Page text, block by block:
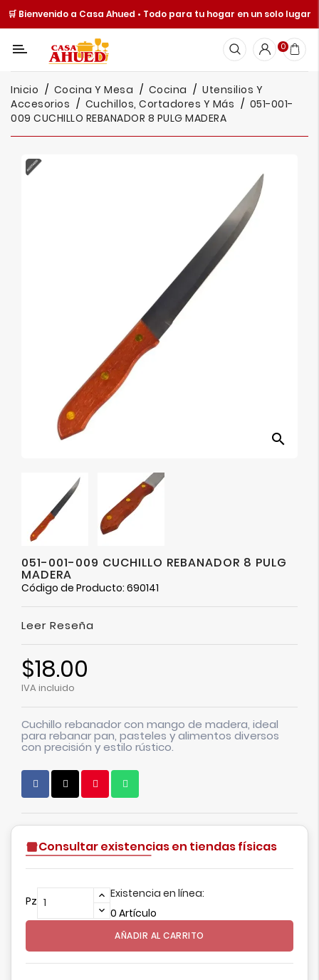
🛒 Bienvenido a Casa Ahued • Todo para tu hogar en un solo lugar
Categoría
Cocina
Y
Mesa
Hogar
0
Inicio Cocina Y Mesa Cocina
Utensilios Y
Accesorios
Cuchillos, Cortadores Y Más
051-001-
009 CUCHILLO REBANADOR 8 PULG MADERA
search
051-001-009 CUCHILLO REBANADOR 8 PULG
MADERA
Código de Producto: 690141
Leer Reseña
$18.00
IVA incluido
Cuchillo rebanador con mango de madera, ideal
para rebanar pan, pasteles y alimentos diversos
con precisión y estilo rústico.
Consultar existencias en tiendas físicas
Pz
Existencia en línea:
0 Artículo
AÑADIR AL CARRITO